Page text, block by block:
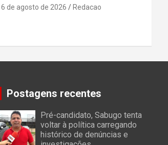
6 de agosto de 2026 Redacao
Postagens recentes
Pré-candidato, Sabugo tenta
voltar à política carregando
histórico de denúncias e